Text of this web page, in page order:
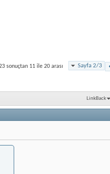
Sayfa 2/3
sonuçtan 11 ile 20 arası
LinkBack